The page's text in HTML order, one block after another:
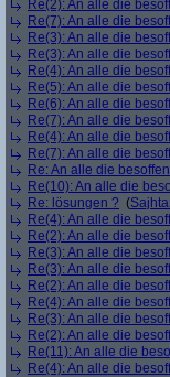
Re(2): An alle die
Re(7): An alle die
Re(3): An alle die
Re(3): An alle die
Re(4): An alle die
Re(5): An alle die
Re(6): An alle die
Re(7): An alle die
Re(4): An alle die
Re(7): An alle die
Re: An alle die
Re(10): An alle die
Re: lösungen ? (
Re(4): An alle die
Re(2): An alle die
Re(3): An alle die
Re(3): An alle die
Re(2): An alle die
Re(4): An alle die
Re(3): An alle die
Re(2): An alle die
Re(11): An alle die
Re(4): An alle die